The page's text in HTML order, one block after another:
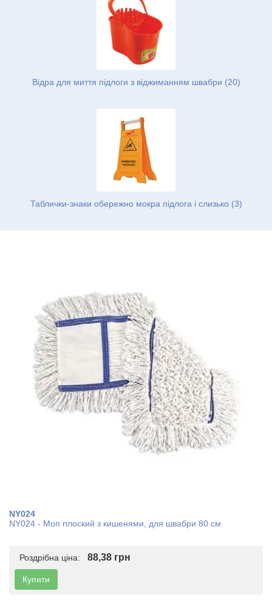
Відра для миття підлоги з віджиманням швабри (20)
Таблички-знаки обережно мокра підлога і слизько (3)
NY024
NY024 - Моп плоский з кишенями, для швабри 80 см
Роздрібна ціна: 88,38 грн
Купити